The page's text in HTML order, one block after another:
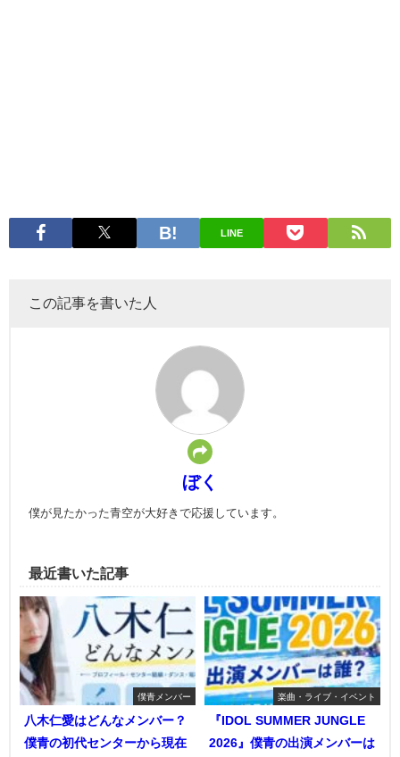
LINE
この記事を書いた人
ぼく
僕が見たかった青空が大好きで応援しています。
最近書いた記事
僕青メンバー
八木仁愛はどんなメンバー？
僕青の初代センターから現在
楽曲・ライブ・イベント
『IDOL SUMMER JUNGLE
2026』僕青の出演メンバーは